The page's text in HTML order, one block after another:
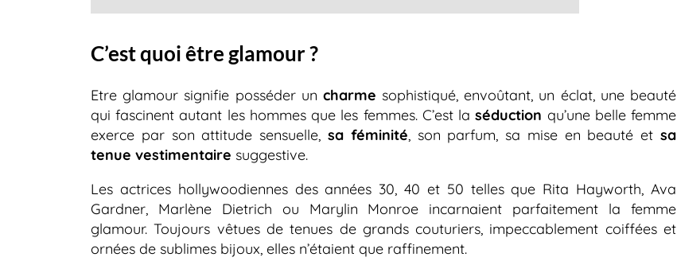
C’est quoi être glamour ?
Etre glamour signifie posséder un charme sophistiqué, envoûtant, un éclat, une beauté
qui fascinent autant les hommes que les femmes. C’est laséduction qu’une belle femme
exerce par son attitude sensuelle, sa féminité, son parfum, sa mise en beauté etsa
tenue vestimentaire suggestive.
Les actrices hollywoodiennes des années 30, 40 et 50 telles que Rita Hayworth, Ava
Gardner, Marlène Dietrich ou Marylin Monroe incarnaient parfaitement la femme
glamour. Toujours vêtues de tenues de grands couturiers, impeccablement coiffées et
ornées de sublimes bijoux, elles n’étaient que raffinement.